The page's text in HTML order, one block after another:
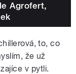
Agrofert,
to, co
že už
v pytli.